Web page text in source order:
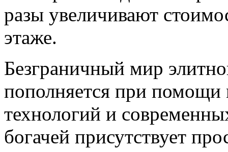
разы увеличивают
этаже.
Безграничный мир
пополняется при
технологий и
богачей присутствует